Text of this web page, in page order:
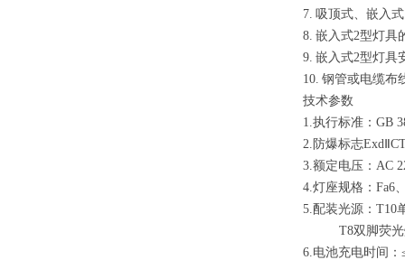
7. 吸顶式、嵌入式
8. 嵌入式2型灯具
9. 嵌入式2型灯具
10. 钢管或电缆布
技术参数
1.执行标准： GB
2.防爆标志
3.额定电压： AC
4.灯座规格： Fa6
5.配装光源： T10
T8双脚荧
6.电池充电时间：